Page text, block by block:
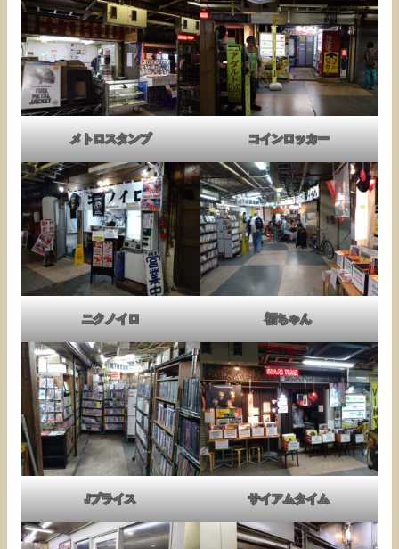
メトロスタンプ コインロッカー
ニクノイロ 福ちゃん
Jプライス サイアムタイム